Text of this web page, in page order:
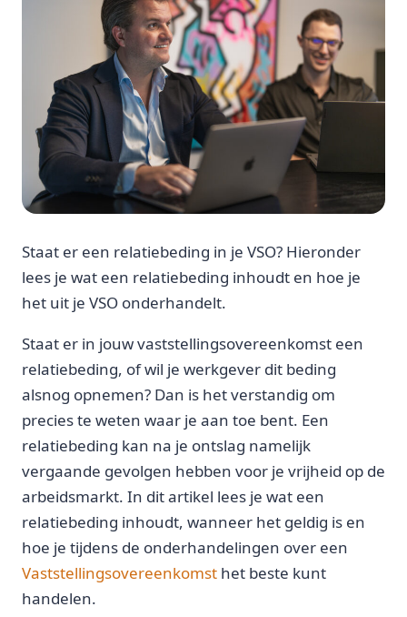
Staat er een relatiebeding in je VSO? Hieronder
lees je wat een relatiebeding inhoudt en hoe je
het uit je VSO onderhandelt.
Staat er in jouw vaststellingsovereenkomst een
relatiebeding, of wil je werkgever dit beding
alsnog opnemen? Dan is het verstandig om
precies te weten waar je aan toe bent. Een
relatiebeding kan na je ontslag namelijk
vergaande gevolgen hebben voor je vrijheid op de
arbeidsmarkt. In dit artikel lees je wat een
relatiebeding inhoudt, wanneer het geldig is en
hoe je tijdens de onderhandelingen over een
Vaststellingsovereenkomst het beste kunt
handelen.